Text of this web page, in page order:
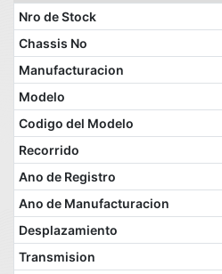
Nro de Stock
Chassis No
Manufacturacion
Modelo
Codigo del Modelo
Recorrido
Ano de Registro
Ano de Manufacturacion
Desplazamiento
Transmision